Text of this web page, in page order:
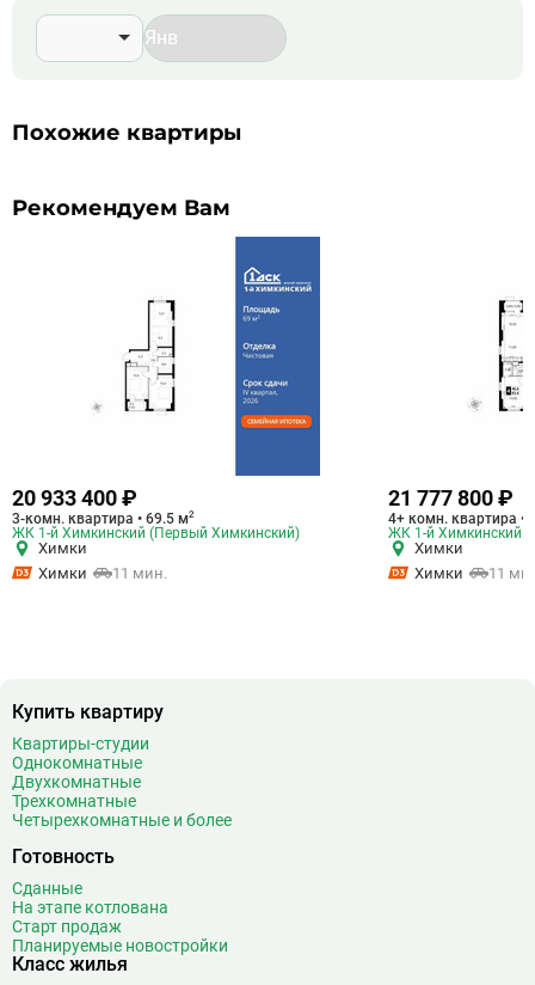
Похожие квартиры
Рекомендуем Вам
20 933 400 ₽
3-комн. квартира • 69.5 м2
ЖК 1-й Химкинский (Первый Химкинский)
Химки
Химки
11 мин.
21 777 800 ₽
4+ комн. квартира •
ЖК 1-й Химкинский
Химки
Химки
11
Купить квартиру
Квартиры-студии
Однокомнатные
Двухкомнатные
Трехкомнатные
Четырехкомнатные и более
Готовность
Сданные
На этапе котлована
Старт продаж
Планируемые новостройки
Класс жилья